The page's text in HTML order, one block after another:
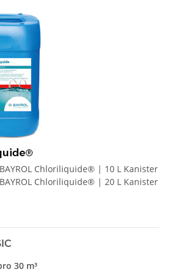
BAYROL Chloriliquide® | 10 L Kanister
BAYROL Chloriliquide® | 20 L Kanister
30 m³